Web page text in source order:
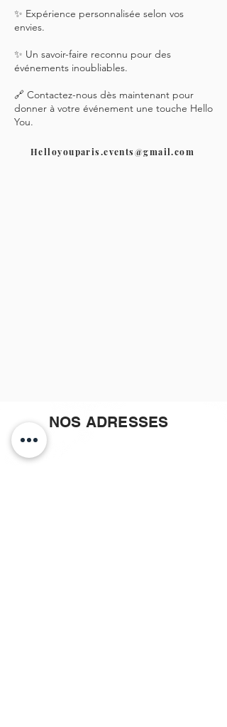
✨ Expérience personnalisée selon vos
envies.
✨ Un savoir-faire reconnu pour des
événements inoubliables.
🔗 Contactez-nous dès maintenant pour
donner à votre événement une touche Hello
You.
Helloyouparis.events@gmail.com
NOS ADRESSES
CHAMPS ÉLYSÉES